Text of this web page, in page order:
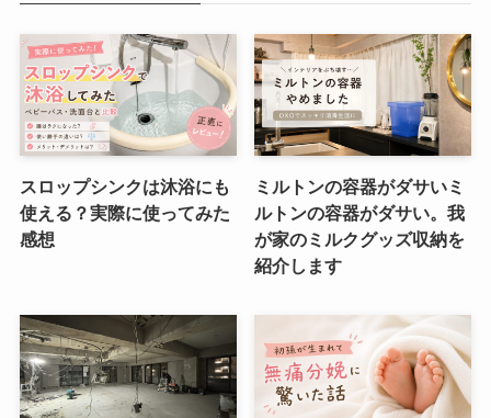
スロップシンクは沐浴にも
使える？実際に使ってみた
感想
ミルトンの容器がダサいミ
ルトンの容器がダサい。我
が家のミルクグッズ収納を
紹介します